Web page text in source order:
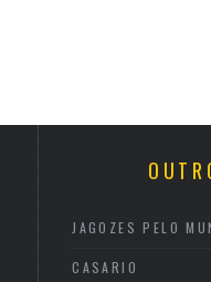
JAGOZES PELO
CASARIO